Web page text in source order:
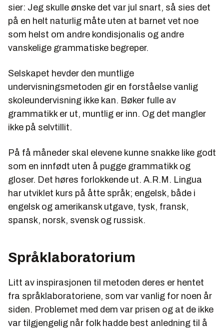
sier: Jeg skulle ønske det var jul snart, så sies det
på en helt naturlig måte uten at barnet vet noe
som helst om andre kondisjonalis og andre
vanskelige grammatiske begreper.
Selskapet hevder den muntlige
undervisningsmetoden gir en forståelse vanlig
skoleundervisning ikke kan. Bøker fulle av
grammatikk er ut, muntlig er inn. Og det mangler
ikke på selvtillit.
På få måneder skal elevene kunne snakke like godt
som en innfødt uten å pugge grammatikk og
gloser. Det høres forlokkende ut. A.R.M. Lingua
har utviklet kurs på åtte språk; engelsk, både i
engelsk og amerikansk utgave, tysk, fransk,
spansk, norsk, svensk og russisk.
Språklaboratorium
Litt av inspirasjonen til metoden deres er hentet
fra språklaboratoriene, som var vanlig for noen år
siden. Problemet med dem var prisen og at de ikke
var tilgjengelig når folk hadde best anledning til å